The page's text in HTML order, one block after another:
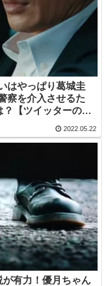
はやっぱり葛城圭
察を介入させるた
【ツイッターの考
2022.05.22
が有力！優月ちゃん